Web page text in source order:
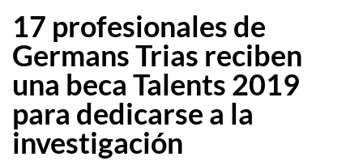
17 profesionales de
Germans Trias reciben
una beca Talents 2019
para dedicarse a la
investigación